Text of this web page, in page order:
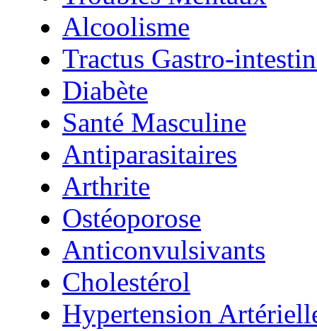
Alcoolisme
Tractus Gastro-
Diabète
Santé Masculine
Antiparasitaires
Arthrite
Ostéoporose
Anticonvulsivants
Cholestérol
Hypertension